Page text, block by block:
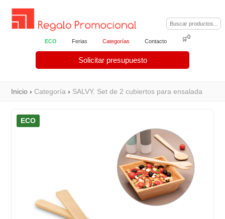
ECO Ferias Categorías Contacto
Solicitar presupuesto
🛒0
Inicio ›Categoría › SALVY. Set de 2 cubiertos para ensalada
ECO